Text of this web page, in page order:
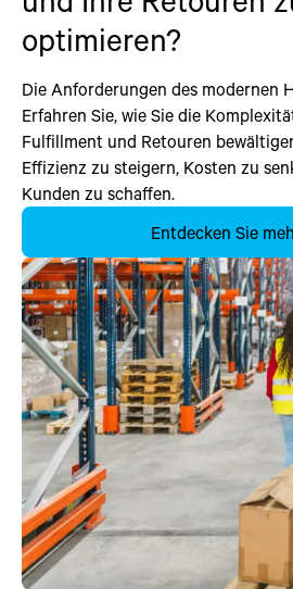
optimieren?
Die Anforderungen des modernen
Erfahren Sie, wie Sie die
Fulfillment und Retouren
Effizienz zu steigern, Kosten zu
Kunden zu schaffen.
Entdecken Sie